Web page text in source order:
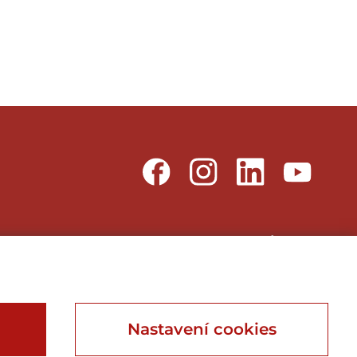
Nastavení cookies